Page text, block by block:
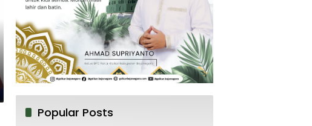
Popular Posts